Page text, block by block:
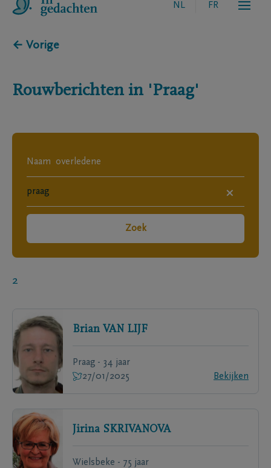
NL FR
← Vorige
Rouwberichten in 'Praag'
×
Zoek
2
Brian VAN LIJF
Praag - 34 jaar
27/01/2025
Bekijken
Jirina SKRIVANOVA
Wielsbeke - 75 jaar